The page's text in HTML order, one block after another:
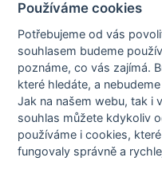
Členové STOBklubu
Zásady nakládání s osobními
Otestujte se
Spočítejte si
Výzva 52
Používáme cookies
Potřebujeme od vás
souhlasem budeme
poznáme,co vás zajímá.
které hledáte, a
Jak na našem webu, tak i
souhlas můžete kdykoliv
používáme i cookies,
fungovaly správně a